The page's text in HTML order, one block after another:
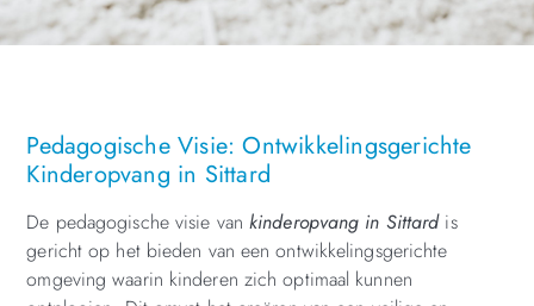
Pedagogische Visie: Ontwikkelingsgerichte
Kinderopvang in Sittard
De pedagogische visie van kinderopvang in Sittardis
gericht op het bieden van een ontwikkelingsgerichte
omgeving waarin kinderen zich optimaal kunnen